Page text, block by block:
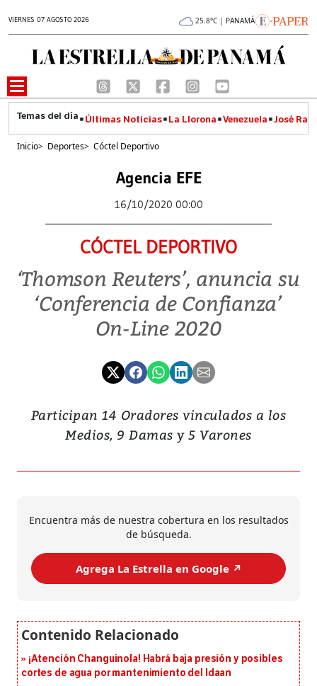
VIERNES 07 AGOSTO 2026 25.8°C | PANAMÁ
Últimas Noticias La Llorona Venezuela José
Inicio> Deportes> Cóctel Deportivo
Agencia EFE
16/10/2020 00:00
CÓCTEL DEPORTIVO
‘Thomson Reuters’, anuncia su
‘Conferencia de Confianza’
On-Line 2020
Participan 14 Oradores vinculados a los
Medios, 9 Damas y 5 Varones
Encuentra más de nuestra cobertura en los resultados
de búsqueda.
Agrega La Estrella en Google ↗️
¡Atención Changuinola! Habrá baja presión y posibles
cortes de agua por mantenimiento del Idaan